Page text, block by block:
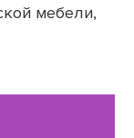
мебели,